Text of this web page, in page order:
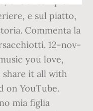
e sul piatto,
Commenta la
12-nov-
you love,
it all with
on YouTube.
mia figlia